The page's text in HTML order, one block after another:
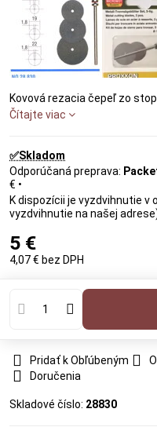
Kovová rezacia čepeľ zo
Čítajte viac
✅Skladom
€ •
vyzdvihnutie na našej
5 €
4,07 € bez DPH
Pridať k Obľúbeným
Doručenia
Skladové číslo: 28830